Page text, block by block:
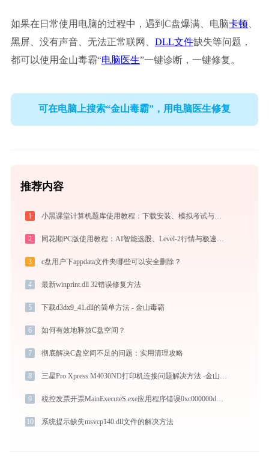
如果在日常使用电脑的过程中，遇到C盘爆满、电脑卡顿
黑屏、没有声音、无法正常联网、 DLL文件缺失等问题，
都可以使用金山毒霸“电脑医生”一键诊断，一键修复。
可在电脑上搜索“金山毒霸”，用电脑医生修复
推荐内容
1 小黑课堂计算机题库使用教程：下载安装、模拟考试与高效刷题全攻略
2
3 c盘用户下appdata文件夹哪些可以安全删除？
4 最新winprint.dll 32错误修复方法
5 下载d3dx9_41.dll的简单方法 - 金山毒霸
6 如何有效地释放C盘空间？
7 彻底解决C盘空间不足的问题：实用清理攻略
8
9 税控发票开票MainExecuteS.exe应用程序错误0xc000000d解决方法
10 系统提示缺失msvcp140.dll文件的解决方法